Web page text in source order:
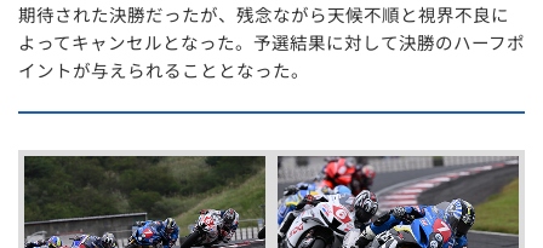
期待された決勝だったが、残念ながら天候不順と視界不良に
よってキャンセルとなった。予選結果に対して決勝のハーフポ
イントが与えられることとなった。